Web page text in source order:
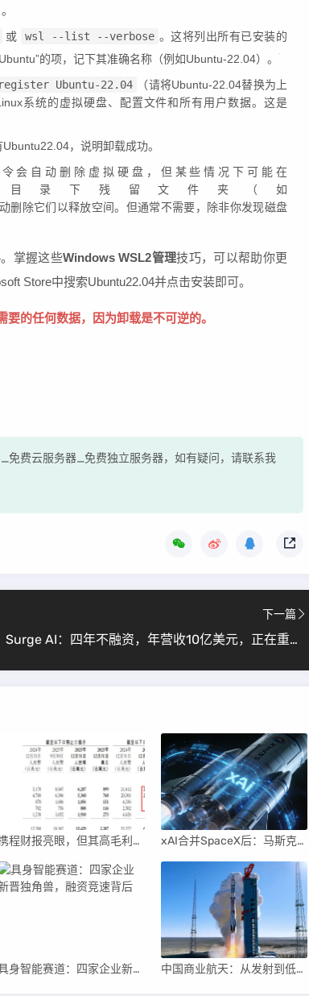
或 wsl --list --verbose 。这将列出所有已安装的
的项，记下其准确名称（例如Ubuntu-22.04）。
Ubuntu-22.04
（请将Ubuntu-22.04替换为上
系统的虚拟硬盘、配置文件和所有用户数据。这是
，说明卸载成功。
会自动删除虚拟硬盘，但某些情况下可能在
录下残留文件夹（如
删除它们以释放空间。但通常不需要，除非你发现磁盘
掌握这些Windows WSL2管理技巧，可以帮助你更
Store中搜索Ubuntu22.04并点击安装即可。
要的任何数据，因为卸载是不可逆的。
费云服务器_免费独立服务器，如有疑问，请联系我
下一篇
Surge AI：四年不融资，年营收10亿美元，正在重塑AI的价值观
携程财报亮眼，但其高毛利引发行业争议 xAI合并SpaceX后：马斯克直接介入，团队压力激增
具身智能赛道：四家企业新晋独角兽，融资竞速背后 中国商业航天：从发射到低空经济，全面加速